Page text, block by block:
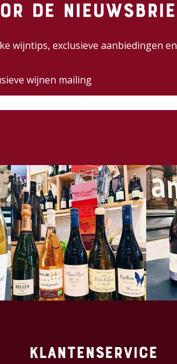
de
wijntips, exclusieve aanbiedingen
wijnen mailing
Klantenservice